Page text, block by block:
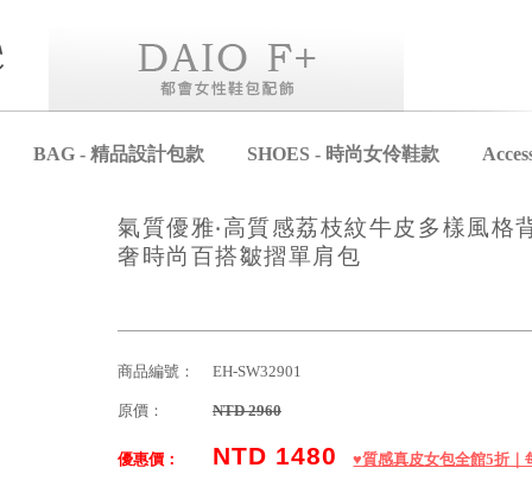
BAG - 精品設計包款 SHOES - 時尚女伶鞋款
氣質優雅‧高質感荔枝紋牛皮多樣風格
奢時尚百搭皺摺單肩包
商品編號： EH-SW32901
原價： NTD 2960
優惠價： NTD 1480 ♥️質感真皮女包全館5折｜